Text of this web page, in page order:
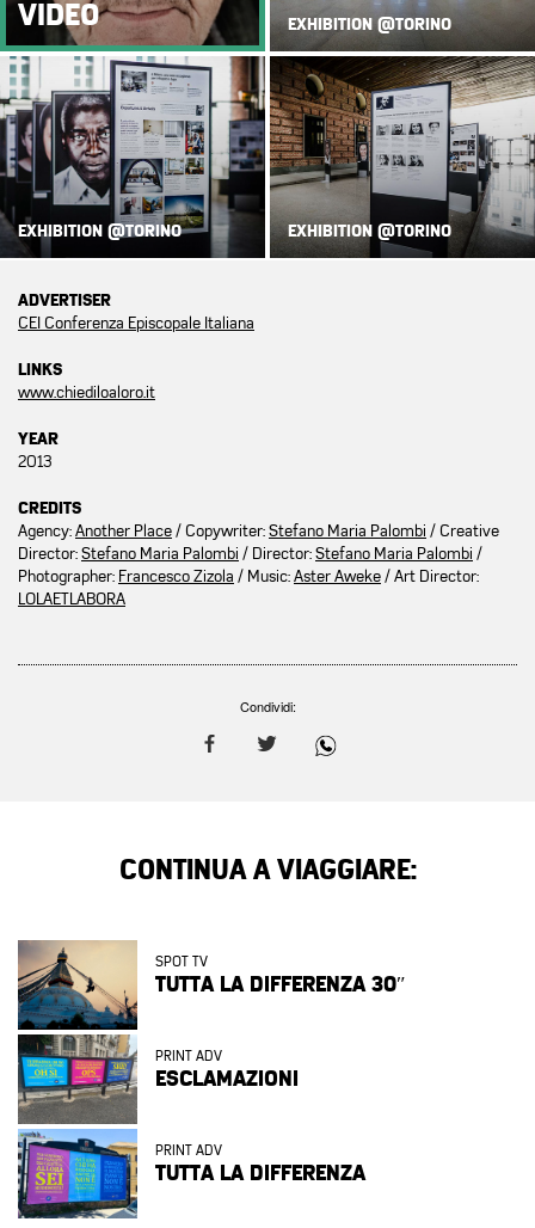
VIDEO EXHIBITION @TORINO
EXHIBITION @TORINO EXHIBITION @TORINO
ADVERTISER
CEI Conferenza Episcopale Italiana
LINKS
www.chiediloaloro.it
YEAR
2013
CREDITS
Agency:Another Place/ Copywriter:Stefano Maria Palombi / Creative
Director:Stefano Maria Palombi / Director:Stefano Maria Palombi /
Photographer: Francesco Zizola / Music:Aster Aweke/ Art Director:
LOLAETLABORA
Condividi:
CONTINUA A VIAGGIARE:
SPOT TV
TUTTA LA DIFFERENZA 30″
PRINT ADV
ESCLAMAZIONI
PRINT ADV
TUTTA LA DIFFERENZA